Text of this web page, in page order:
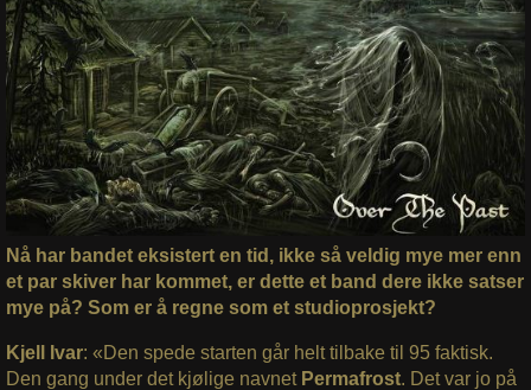
Nå har bandet eksistert en tid, ikke så veldig mye mer enn
et par skiver har kommet, er dette et band dere ikke satser
mye på? Som er å regne som et studioprosjekt?
Kjell Ivar: «Den spede starten går helt tilbake til 95 faktisk.
Den gang under det kjølige navnet Permafrost. Det var jo på